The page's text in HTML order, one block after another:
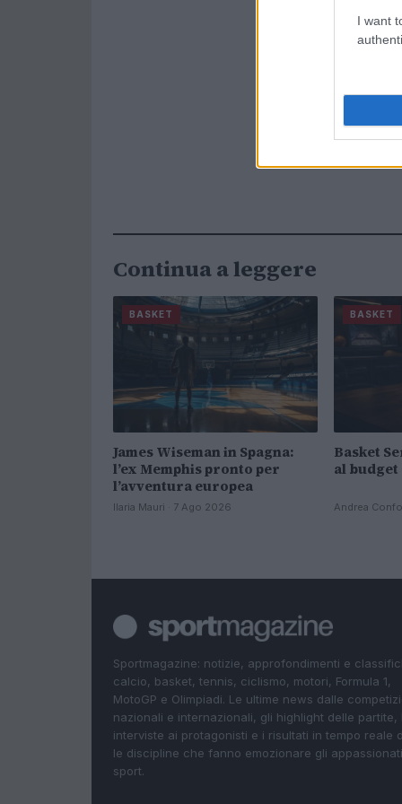
I want
Continua a leggere
BASKET
James Wiseman in Spagna:
l’ex Memphis pronto per
l’avventura europea
Ilaria Mauri · 7 Ago 2026
BASKET
Basket
al
Andrea
Sportmagazine: notizie, approfondimenti e
calcio, basket, tennis, ciclismo, motori, Formula 1,
MotoGP e Olimpiadi. Le ultime news dalle
nazionali e internazionali, gli highlight delle partite,
interviste ai protagonisti e i risultati in tempo reale
le discipline che fanno emozionare gli
sport.